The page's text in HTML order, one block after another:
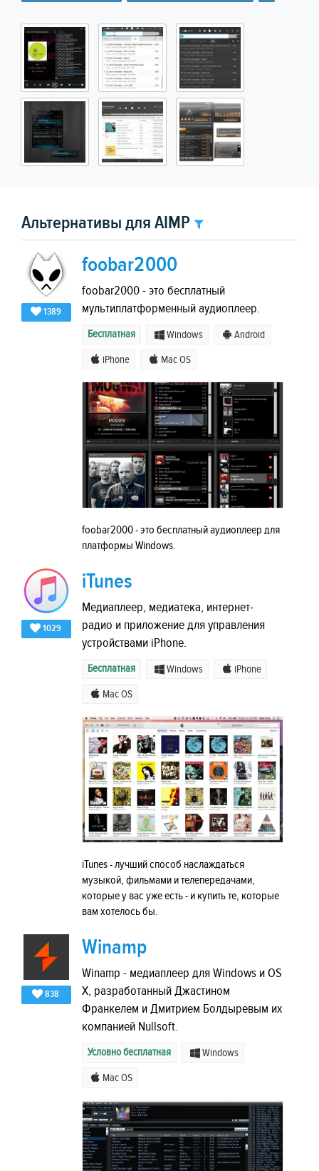
Альтернативы для AIMP
1389
foobar2000
foobar2000 - это бесплатный
мультиплатформенный аудиоплеер.
Бесплатная Windows Android
iPhone Mac OS
foobar2000 - это бесплатный аудиоплеер для
платформы Windows.
1029
iTunes
Медиаплеер, медиатека, интернет-
радио и приложение для управления
устройствами iPhone.
Бесплатная Windows iPhone
Mac OS
iTunes - лучший способ наслаждаться
музыкой, фильмами и телепередачами,
которые у вас уже есть - и купить те, которые
вам хотелось бы.
838
Winamp
Winamp - медиаплеер для Windows и OS
X, разработанный Джастином
Франкелем и Дмитрием Болдыревым их
компанией Nullsoft.
Условно бесплатная Windows
Mac OS